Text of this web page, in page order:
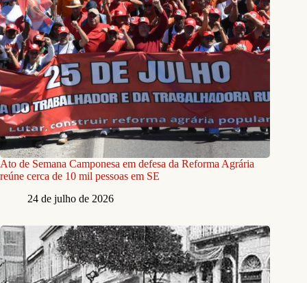
Ato de Semana Camponesa em defesa da Reforma Agrária
reúne cerca de 10 mil pessoas em SE
24 de julho de 2026